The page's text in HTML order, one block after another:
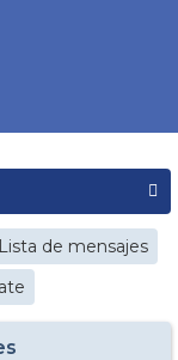
Lista de mensajes